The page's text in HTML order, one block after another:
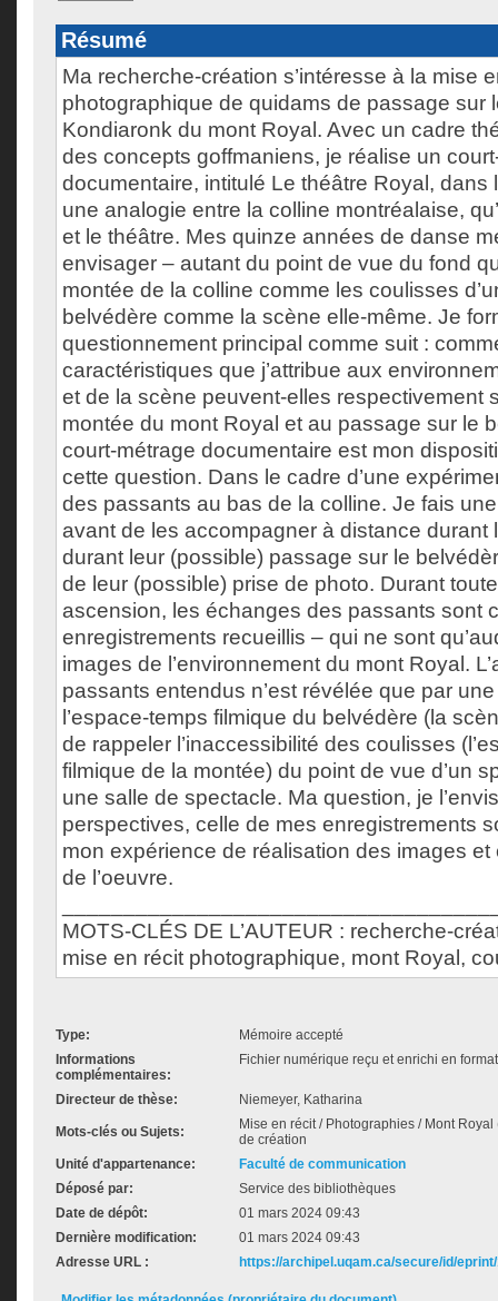
Résumé
Ma recherche-création s’intéresse à la mise
photographique de quidams de passage sur
Kondiaronk du mont Royal. Avec un cadre
des concepts goffmaniens, je réalise un
documentaire, intitulé Le théâtre Royal, dans
une analogie entre la colline montréalaise,
et le théâtre. Mes quinze années de danse
envisager – autant du point de vue du fond
montée de la colline comme les coulisses
belvédère comme la scène elle-même. Je
questionnement principal comme suit :
caractéristiques que j’attribue aux
et de la scène peuvent-elles respectivement
montée du mont Royal et au passage sur le
court-métrage documentaire est mon
cette question. Dans le cadre d’une
des passants au bas de la colline. Je fais
avant de les accompagner à distance durant
durant leur (possible) passage sur le
de leur (possible) prise de photo. Durant
ascension, les échanges des passants sont
enregistrements recueillis – qui ne sont
images de l’environnement du mont Royal.
passants entendus n’est révélée que par
l’espace-temps filmique du belvédère (la
de rappeler l’inaccessibilité des coulisses
filmique de la montée) du point de vue d’un
une salle de spectacle. Ma question, je
perspectives, celle de mes enregistrements
mon expérience de réalisation des images
de l’oeuvre.
MOTS-CLÉS DE L’AUTEUR : recherche-
mise en récit photographique, mont Royal,
Type:
Mémoire accepté
Informations
complémentaires:
Fichier numérique reçu et enrichi en
Directeur de thèse: Niemeyer, Katharina
Mots-clés ou Sujets:
Mise en récit / Photographies / Mont
de création
Unité d'appartenance:
Faculté de communication
Déposé par:
Service des bibliothèques
Date de dépôt:
01 mars 2024 09:43
Dernière modification:
01 mars 2024 09:43
Adresse URL :
https://archipel.uqam.ca/secure/id/